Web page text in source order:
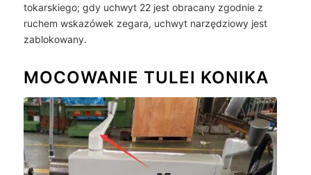
tokarskiego; gdy uchwyt 22 jest obracany zgodnie z
ruchem wskazówek zegara, uchwyt narzędziowy jest
zablokowany.
MOCOWANIE TULEI KONIKA